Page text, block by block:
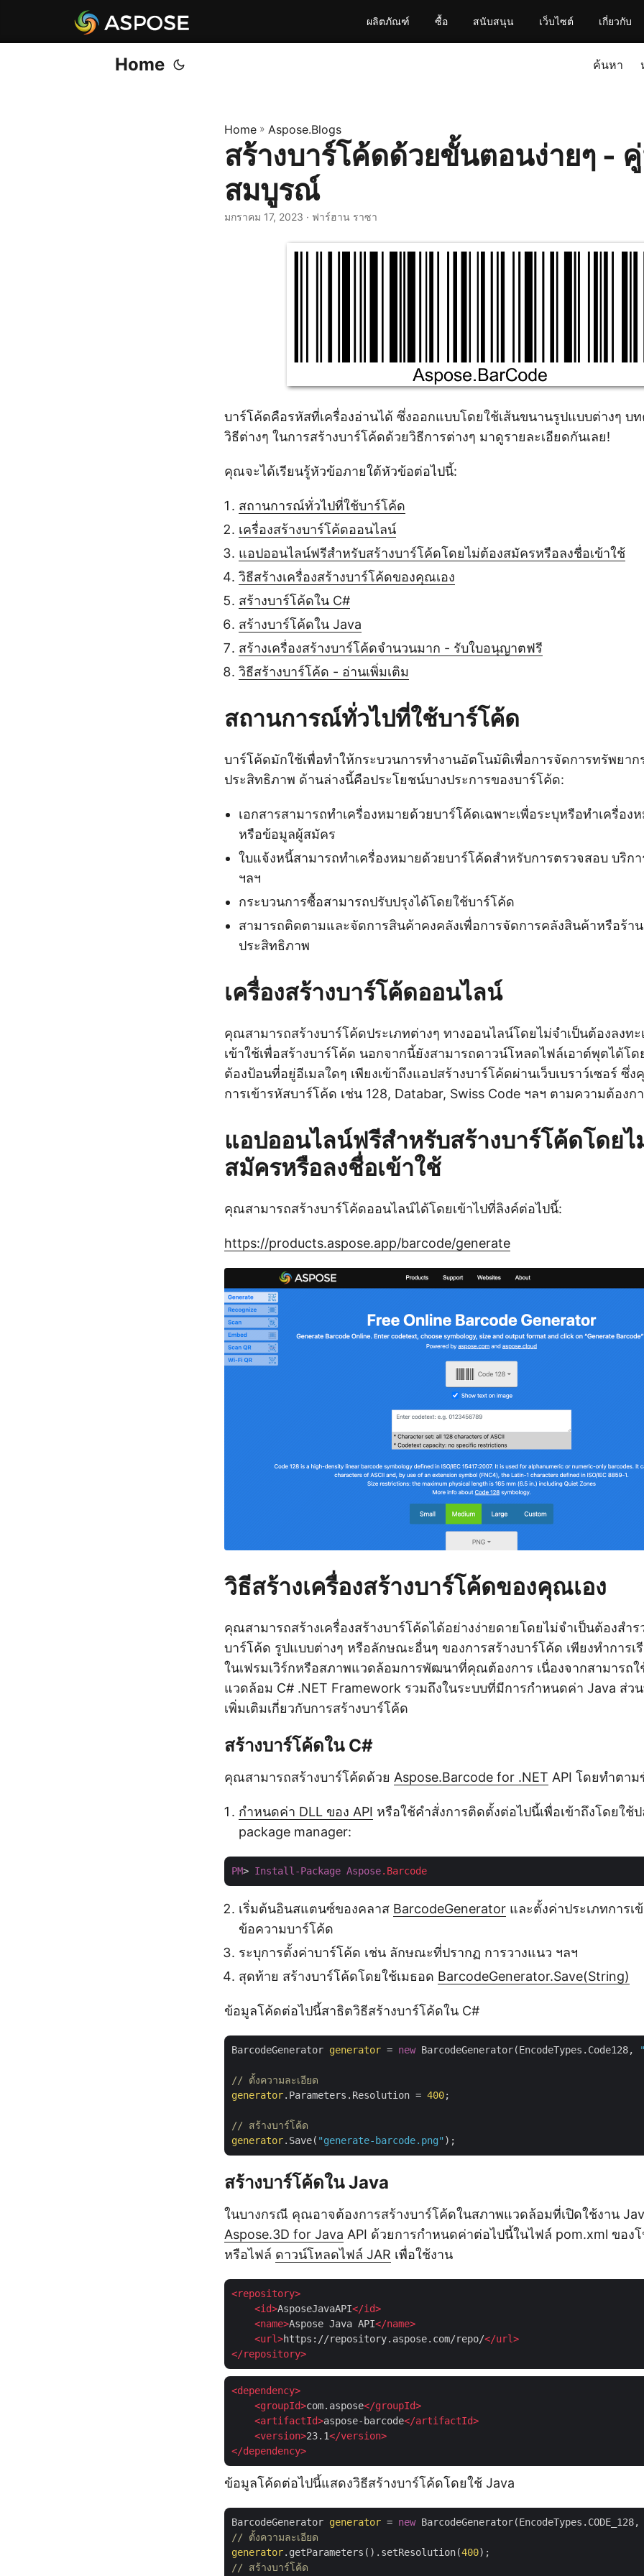
ผลิตภัณฑ์ ซื้อ สนับสนุน เว็บไซต์ เกี่ยวกับ
Home ค้นหา
Home » Aspose.Blogs
สร้างบาร์โค้ดด้วยขั้นตอนง่ายๆ -
สมบูรณ์
มกราคม 17, 2023 · ฟาร์ฮาน ราซา
บาร์โค้ดคือรหัสที่เครื่องอ่านได้ ซึ่งออกแบบโดยใช้เส้นขนานรูปแบบต่างๆ บ
วิธีต่างๆ ในการสร้างบาร์โค้ดด้วยวิธีการต่างๆ มาดูรายละเอียดกันเลย!
คุณจะได้เรียนรู้หัวข้อภายใต้หัวข้อต่อไปนี้:
สถานการณ์ทั่วไปที่ใช้บาร์โค้ด
เครื่องสร้างบาร์โค้ดออนไลน์
แอปออนไลน์ฟรีสำหรับสร้างบาร์โค้ดโดยไม่ต้องสมัครหรือลงชื่อเข้าใช้
วิธีสร้างเครื่องสร้างบาร์โค้ดของคุณเอง
สร้างบาร์โค้ดใน C#
สร้างบาร์โค้ดใน Java
สร้างเครื่องสร้างบาร์โค้ดจำนวนมาก - รับใบอนุญาตฟรี
วิธีสร้างบาร์โค้ด - อ่านเพิ่มเติม
สถานการณ์ทั่วไปที่ใช้บาร์โค้ด
บาร์โค้ดมักใช้เพื่อทำให้กระบวนการทำงานอัตโนมัติเพื่อการจัดการทรัพยาก
ประสิทธิภาพ ด้านล่างนี้คือประโยชน์บางประการของบาร์โค้ด:
เอกสารสามารถทำเครื่องหมายด้วยบาร์โค้ดเฉพาะเพื่อระบุหรือทำเครื่อง
หรือข้อมูลผู้สมัคร
ใบแจ้งหนี้สามารถทำเครื่องหมายด้วยบาร์โค้ดสำหรับการตรวจสอบ บริก
ฯลฯ
กระบวนการซื้อสามารถปรับปรุงได้โดยใช้บาร์โค้ด
สามารถติดตามและจัดการสินค้าคงคลังเพื่อการจัดการคลังสินค้าหรือร้า
ประสิทธิภาพ
เครื่องสร้างบาร์โค้ดออนไลน์
คุณสามารถสร้างบาร์โค้ดประเภทต่างๆ ทางออนไลน์โดยไม่จำเป็นต้องลงท
เข้าใช้เพื่อสร้างบาร์โค้ด นอกจากนี้ยังสามารถดาวน์โหลดไฟล์เอาต์พุตได้โ
ต้องป้อนที่อยู่อีเมลใดๆ เพียงเข้าถึงแอปสร้างบาร์โค้ดผ่านเว็บเบราว์เซอร์ ซึ่
การเข้ารหัสบาร์โค้ด เช่น 128, Databar, Swiss Code ฯลฯ ตามความต้อง
แอปออนไลน์ฟรีสำหรับสร้างบาร์โค้ดโดยไ
สมัครหรือลงชื่อเข้าใช้
คุณสามารถสร้างบาร์โค้ดออนไลน์ได้โดยเข้าไปที่ลิงค์ต่อไปนี้:
https://products.aspose.app/barcode/generate
วิธีสร้างเครื่องสร้างบาร์โค้ดของคุณเอง
คุณสามารถสร้างเครื่องสร้างบาร์โค้ดได้อย่างง่ายดายโดยไม่จำเป็นต้องสำร
บาร์โค้ด รูปแบบต่างๆ หรือลักษณะอื่นๆ ของการสร้างบาร์โค้ด เพียงทำการเ
ในเฟรมเวิร์กหรือสภาพแวดล้อมการพัฒนาที่คุณต้องการ เนื่องจากสามารถใ
แวดล้อม C# .NET Framework รวมถึงในระบบที่มีการกำหนดค่า Java ส่ว
เพิ่มเติมเกี่ยวกับการสร้างบาร์โค้ด
สร้างบาร์โค้ดใน C#
คุณสามารถสร้างบาร์โค้ดด้วย Aspose.Barcode for .NET API โดยทำตา
กำหนดค่า DLL ของ API หรือใช้คำสั่งการติดตั้งต่อไปนี้เพื่อเข้าถึงโดยใช้
package manager:
PM> Install-Package Aspose.Barcode
เริ่มต้นอินสแตนซ์ของคลาส BarcodeGenerator และตั้งค่าประเภทการเ
ข้อความบาร์โค้ด
ระบุการตั้งค่าบาร์โค้ด เช่น ลักษณะที่ปรากฏ การวางแนว ฯลฯ
สุดท้าย สร้างบาร์โค้ดโดยใช้เมธอด BarcodeGenerator.Save(String)
ข้อมูลโค้ดต่อไปนี้สาธิตวิธีสร้างบาร์โค้ดใน C#
BarcodeGenerator generator = new BarcodeGenerator(EncodeTypes.Code128,
// ตั้งความละเอียด
generator.Parameters.Resolution = 400;
// สร้างบาร์โค้ด
generator.Save( "generate-barcode.png"
สร้างบาร์โค้ดใน Java
ในบางกรณี คุณอาจต้องการสร้างบาร์โค้ดในสภาพแวดล้อมที่เปิดใช้งาน
Aspose.3D for Java API ด้วยการกำหนดค่าต่อไปนี้ในไฟล์ pom.xml ของ
หรือไฟล์ ดาวน์โหลดไฟล์ JAR เพื่อใช้งาน
<repository>
<id>AsposeJavaAPI</id>
<name>Aspose Java API</name>
<url>https://repository.aspose.com/repo/</url>
</repository>
<dependency>
<groupId>com.aspose</groupId>
<artifactId>aspose-barcode</artifactId>
<version>23.1</version>
</dependency>
ข้อมูลโค้ดต่อไปนี้แสดงวิธีสร้างบาร์โค้ดโดยใช้ Java
BarcodeGenerator generator = new BarcodeGenerator(EncodeTypes.CODE_128,
// ตั้งความละเอียด
generator.getParameters().setResolution(400
// สร้างบาร์โค้ด